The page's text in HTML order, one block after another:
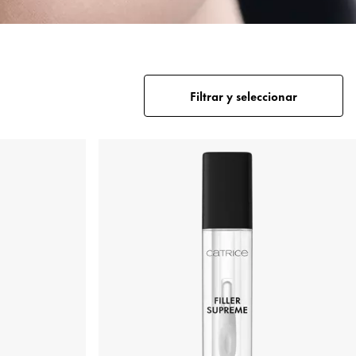
Filtrar y seleccionar